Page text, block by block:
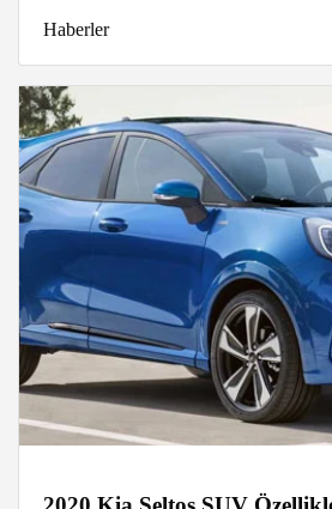
Haberler